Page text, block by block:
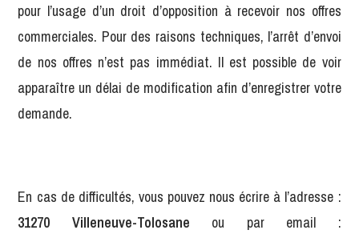
pour l’usage d’un droit d’opposition à recevoir nos offres
commerciales. Pour des raisons techniques, l’arrêt d’envoi
de nos offres n’est pas immédiat. Il est possible de voir
apparaître un délai de modification afin d’enregistrer votre
demande.
En cas de difficultés, vous pouvez nous écrire à l’adresse :
31270 Villeneuve-Tolosane ou par email :